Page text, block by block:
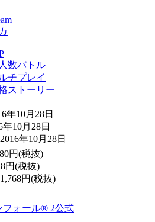
数バトル
チプレイ
ストーリー
年10月28日
年10月28日
年10月28日
円(税抜)
円(税抜)
円(税抜)
フォール® 2公式